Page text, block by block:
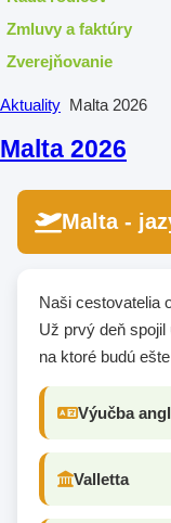
Zmluvy a faktúry
Zverejňovanie
Aktuality Malta 2026
Malta 2026
Malta -
Naši cestovatelia
Už prvý deň spojil
na ktoré budú
Výučba
Valletta